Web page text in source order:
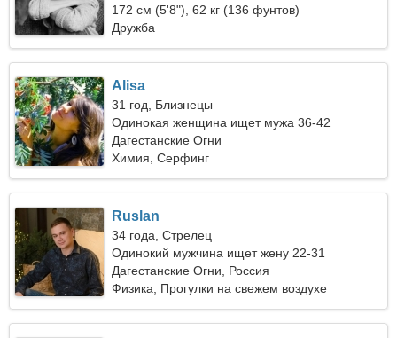
поездки
172 см (5'8"), 62 кг (136 фунтов)
Дружба
Alisa
31 год, Близнецы
Одинокая женщина ищет мужа 36-42
Дагестанские Огни
Химия, Серфинг
Ruslan
34 года, Стрелец
Одинокий мужчина ищет жену 22-31
Дагестанские Огни, Россия
Физика, Прогулки на свежем воздухе